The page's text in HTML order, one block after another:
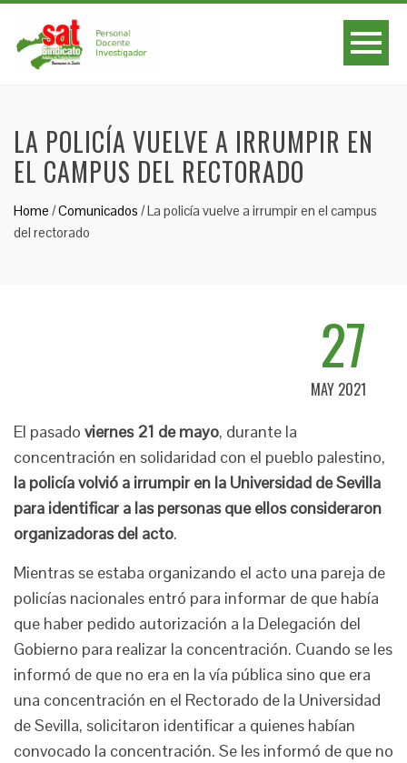
LA POLICÍA VUELVE A IRRUMPIR EN
EL CAMPUS DEL RECTORADO
Home /Comunicados /La policía vuelve a irrumpir en el campus
del rectorado
27
MAY 2021
El pasado viernes 21 de mayo, durante la
concentración en solidaridad con el pueblo palestino,
la policía volvió a irrumpir en la Universidad de Sevilla
para identificar a las personas que ellos consideraron
organizadoras del acto.
Mientras se estaba organizando el acto una pareja de
policías nacionales entró para informar de que había
que haber pedido autorización a la Delegación del
Gobierno para realizar la concentración. Cuando se les
informó de que no era en la vía pública sino que era
una concentración en el Rectorado de la Universidad
de Sevilla, solicitaron identificar a quienes habían
convocado la concentración. Se les informó de que no